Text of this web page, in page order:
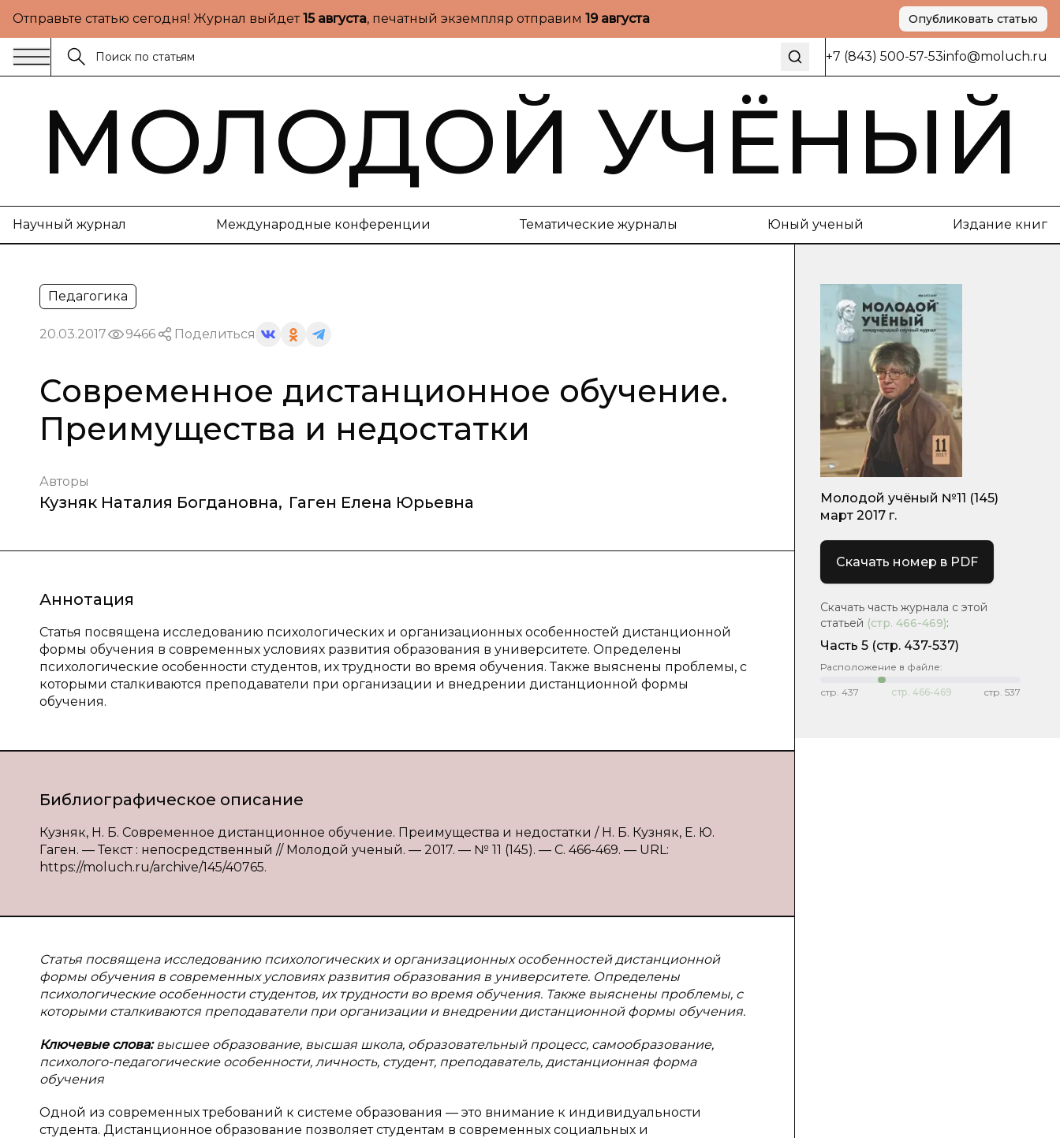
Отправьте статью сегодня! Журнал выйдет15 августа, печатный экземпляр отправим 19 августа Опубликовать статью
+7 (843) 500-57-53info@moluch.ru
МОЛОДОЙ УЧЁНЫЙ
Научный журнал Международные конференции Тематические журналы Юный ученый Издание книг
Педагогика
20.03.2017 9466 Поделиться
Современное дистанционное обучение.
Преимущества и недостатки
Авторы
Кузняк Наталия Богдановна, Гаген Елена Юрьевна
Аннотация
Статья посвящена исследованию психологических и организационных особенностей дистанционной
формы обучения в современных условиях развития образования в университете. Определены
психологические особенности студентов, их трудности во время обучения. Также выяснены проблемы, с
которыми сталкиваются преподаватели при организации и внедрении дистанционной формы
обучения.
Библиографическое описание
Кузняк, Н. Б. Современное дистанционное обучение. Преимущества и недостатки / Н. Б. Кузняк, Е. Ю.
Гаген. — Текст : непосредственный // Молодой ученый. — 2017. — № 11 (145). — С. 466-469. — URL:
https://moluch.ru/archive/145/40765.
Статья посвящена исследованию психологических и организационных особенностей дистанционной
формы обучения в современных условиях развития образования в университете. Определены
психологические особенности студентов, их трудности во время обучения. Также выяснены проблемы, с
которыми сталкиваются преподаватели при организации и внедрении дистанционной формы обучения.
Ключевые слова:высшее образование, высшая школа, образовательный процесс, самообразование,
психолого-педагогические особенности, личность, студент, преподаватель, дистанционная форма
обучения
Одной из современных требований к системе образования — это внимание к индивидуальности
студента. Дистанционное образование позволяет студентам в современных социальных и
Молодой учёный №11 (145)
март 2017 г.
Скачать номер в PDF
Скачать часть журнала с этой
статьей (стр. 466-469):
Часть 5 (стр. 437-537)
Расположение в файле:
стр. 437 стр. 466-469 стр. 537